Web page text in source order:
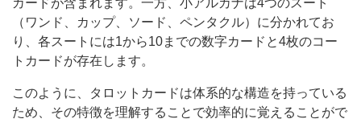
カードが含まれます。一方、小アルカナは4つのスート
（ワンド、カップ、ソード、ペンタクル）に分かれてお
り、各スートには1から10までの数字カードと4枚のコー
トカードが存在します。
このように、タロットカードは体系的な構造を持っている
ため、その特徴を理解することで効率的に覚えることがで